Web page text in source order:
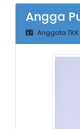
Angga
Anggota TKK